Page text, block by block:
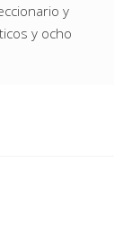
y
y ocho